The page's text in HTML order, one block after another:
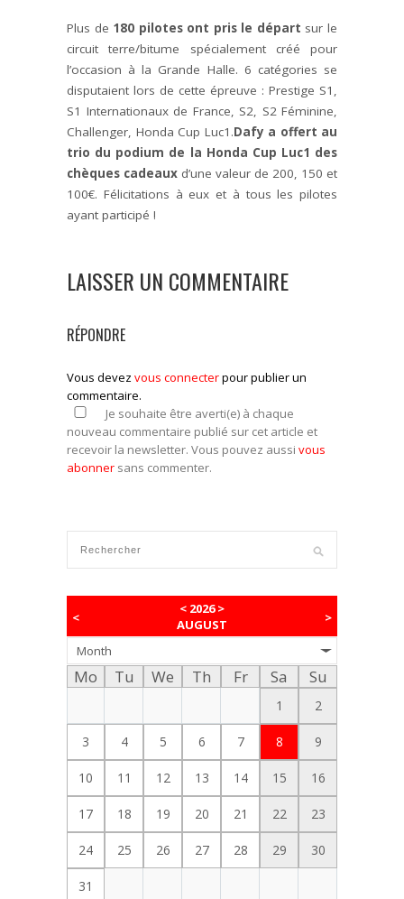
Plus de 180 pilotes ont pris le départ sur le
circuit terre/bitume spécialement créé pour
l’occasion à la Grande Halle. 6 catégories se
disputaient lors de cette épreuve : Prestige S1,
S1 Internationaux de France, S2, S2 Féminine,
Challenger, Honda Cup Luc1.Dafy a offert au
trio du podium de la Honda Cup Luc1 des
chèques cadeaux d’une valeur de 200, 150 et
100€. Félicitations à eux et à tous les pilotes
ayant participé !
LAISSER UN COMMENTAIRE
RÉPONDRE
Vous devez vous connecterpour publier un
commentaire.
Je souhaite être averti(e) à chaque
nouveau commentaire publié sur cet article et
recevoir la newsletter. Vous pouvez aussi vous
abonner sans commenter.
<
< 2026>
AUGUST
>
Month
Mo Tu We Th Fr Sa Su
1 2
3 4 5 6 7 8 9
10 11 12 13 14 15 16
17 18 19 20 21 22 23
24 25 26 27 28 29 30
31